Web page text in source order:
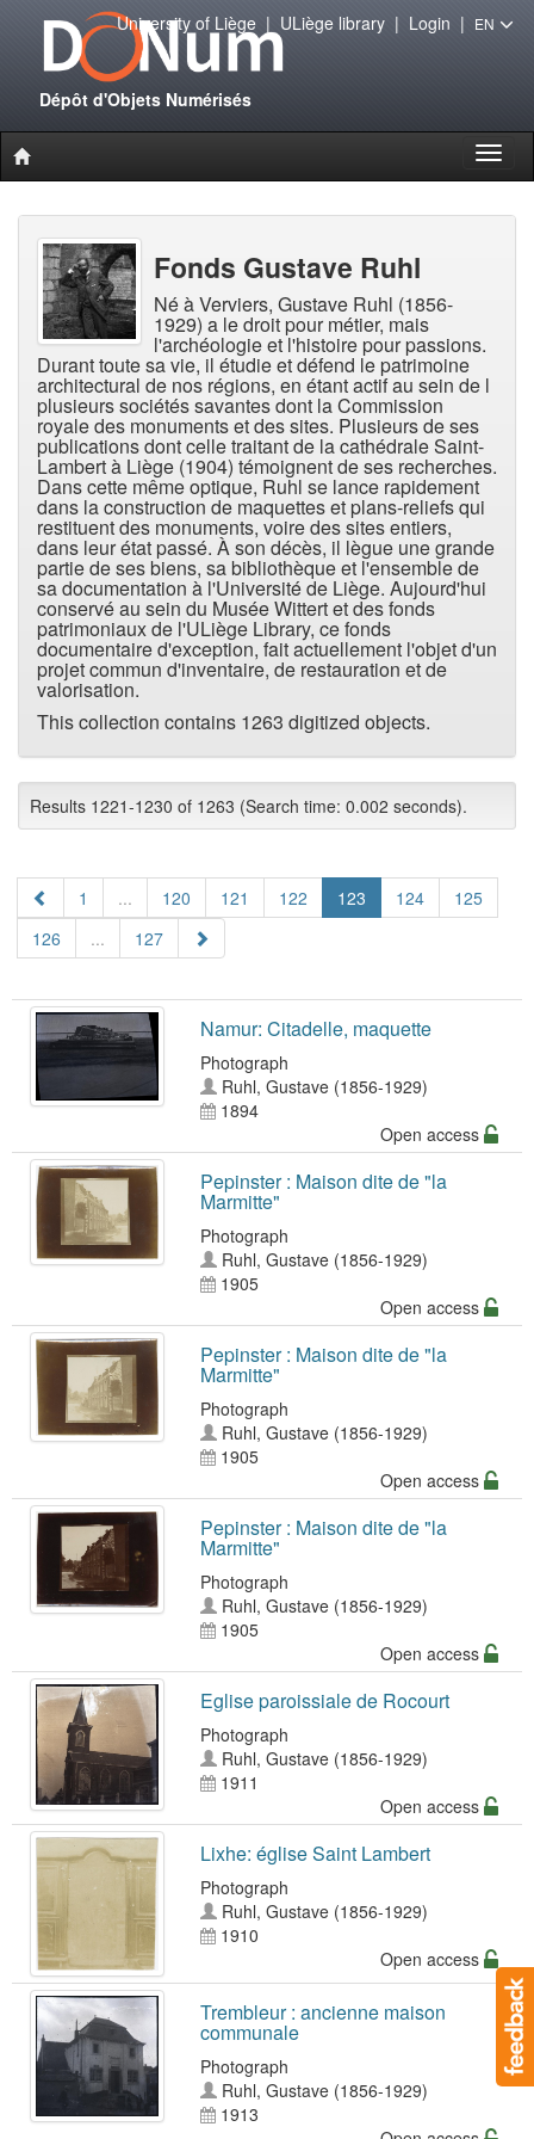
Dépôt d'Objets Numérisés
University of Liège| ULiège library| Login | EN
Fonds Gustave Ruhl
Né à Verviers, Gustave Ruhl (1856-
1929) a le droit pour métier, mais
l'archéologie et l'histoire pour passions.
Durant toute sa vie, il étudie et défend le patrimoine
architectural de nos régions, en étant actif au sein de l
plusieurs sociétés savantes dont la Commission
royale des monuments et des sites. Plusieurs de ses
publications dont celle traitant de la cathédrale Saint-
Lambert à Liège (1904) témoignent de ses recherches.
Dans cette même optique, Ruhl se lance rapidement
dans la construction de maquettes et plans-reliefs qui
restituent des monuments, voire des sites entiers,
dans leur état passé. À son décès, il lègue une grande
partie de ses biens, sa bibliothèque et l'ensemble de
sa documentation à l'Université de Liège. Aujourd'hui
conservé au sein du Musée Wittert et des fonds
patrimoniaux de l'ULiège Library, ce fonds
documentaire d'exception, fait actuellement l'objet d'un
projet commun d'inventaire, de restauration et de
valorisation.
This collection contains 1263 digitized objects.
Results 1221-1230 of 1263 (Search time: 0.002 seconds).
1 ... 120 121 122 123 124
125
126
... 127
Namur: Citadelle, maquette
Photograph
Ruhl, Gustave (1856-1929)
1894
Open access
Pepinster : Maison dite de "la
Marmitte"
Photograph
Ruhl, Gustave (1856-1929)
1905
Open access
Pepinster : Maison dite de "la
Marmitte"
Photograph
Ruhl, Gustave (1856-1929)
1905
Open access
Pepinster : Maison dite de "la
Marmitte"
Photograph
Ruhl, Gustave (1856-1929)
1905
Open access
Eglise paroissiale de Rocourt
Photograph
Ruhl, Gustave (1856-1929)
1911
Open access
Lixhe: église Saint Lambert
Photograph
Ruhl, Gustave (1856-1929)
1910
Open access
Trembleur : ancienne maison
communale
Photograph
Ruhl, Gustave (1856-1929)
1913